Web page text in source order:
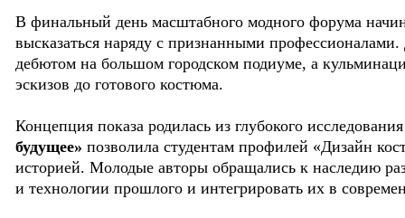
В финальный день масштабного модного форума
высказаться наряду с признанными
дебютом на большом городском подиуме, а
эскизов до готового костюма.
Концепция показа родилась из глубокого
будущее» позволила студентам профилей «Дизайн
историей. Молодые авторы обращались к наследию
и технологии прошлого и интегрировать их в